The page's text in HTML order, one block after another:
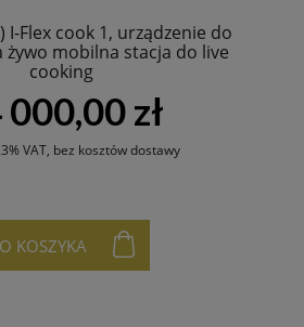
I-Flex cook 1, urządzenie do
żywo mobilna stacja do live
cooking
000,00 zł
VAT, bez kosztów dostawy
KOSZYKA